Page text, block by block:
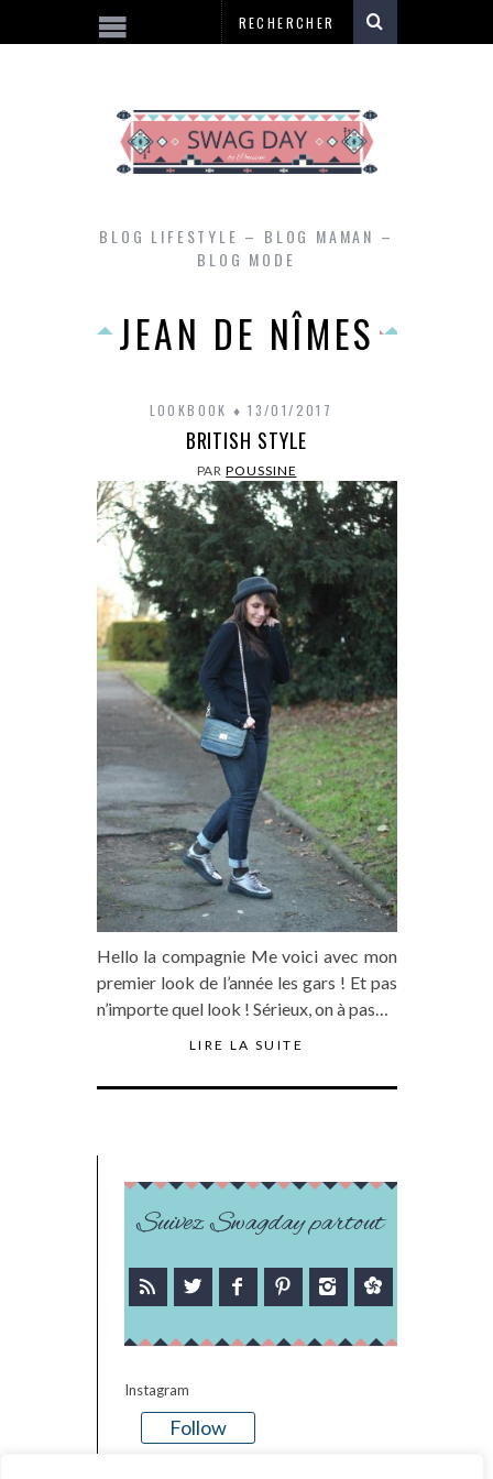
BLOG LIFESTYLE – BLOG MAMAN –
BLOG MODE
JEAN DE NÎMES
LOOKBOOK 13/01/2017
BRITISH STYLE
PARPOUSSINE
Hello la compagnie Me voici avec mon
premier look de l’année les gars ! Et pas
n’importe quel look ! Sérieux, on à pas…
LIRE LA SUITE
Suivez Swagday partout
Instagram
Follow